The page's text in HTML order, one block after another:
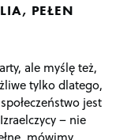
PEŁEN
ale myślę też,
tylko dlatego,
jest
– nie